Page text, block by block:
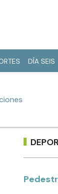
DÍA SEIS